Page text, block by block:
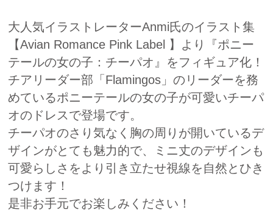
大人気イラストレーターAnmi氏のイラスト集
【Avian Romance Pink Label 】より『ポニー
テールの女の子：チーパオ』をフィギュア化！
チアリーダー部「Flamingos」のリーダーを務
めているポニーテールの女の子が可愛いチーパ
オのドレスで登場です。
チーパオのさり気なく胸の周りが開いているデ
ザインがとても魅力的で、ミニ丈のデザインも
可愛らしさをより引き立たせ視線を自然とひき
つけます！
是非お手元でお楽しみください！